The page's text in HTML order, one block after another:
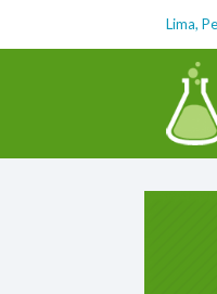
Lima,